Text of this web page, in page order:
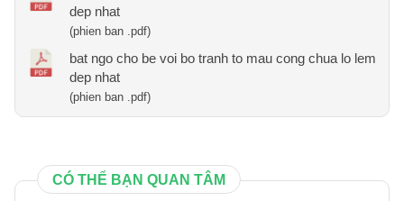
dep nhat
(phien ban .pdf)
bat ngo cho be voi bo tranh to mau cong chua lo lem
dep nhat
(phien ban .pdf)
CÓ THỂ BẠN QUAN TÂM